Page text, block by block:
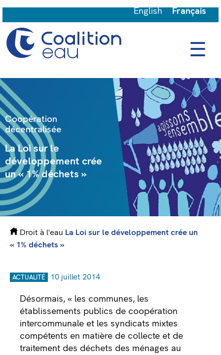
☰
Coopération
décentralisée
La Loi sur le
développement crée
un « 1% déchets »
Droit à l'eau La Loi sur le développement crée un
« 1% déchets »
ACTUALITÉ 10 juillet 2014
Désormais, « les communes, les
établissements publics de coopération
intercommunale et les syndicats mixtes
compétents en matière de collecte et de
traitement des déchets des ménages au
English Français